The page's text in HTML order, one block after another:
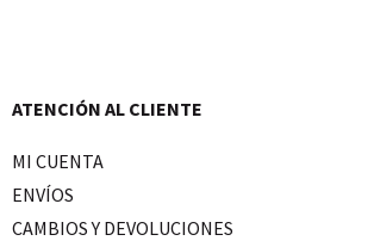
ATENCIÓN AL CLIENTE
MI CUENTA
ENVÍOS
CAMBIOS Y DEVOLUCIONES